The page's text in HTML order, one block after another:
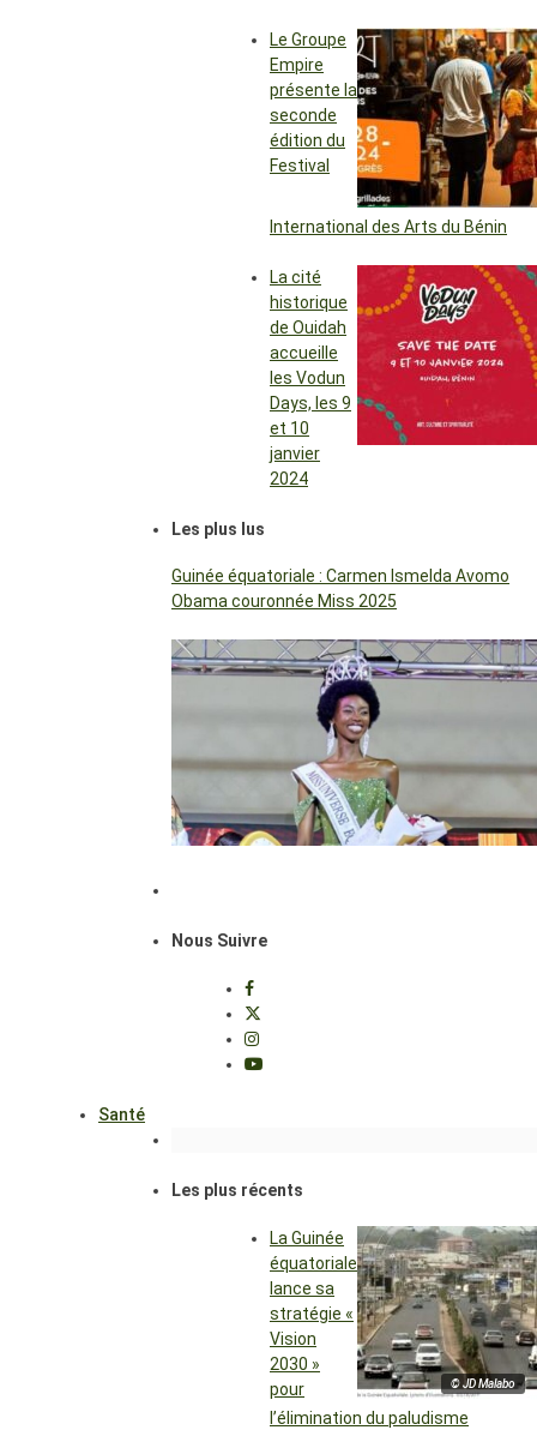
Le Groupe
Empire
présente la
seconde
édition du
Festival
International des Arts du Bénin
La cité
historique
de Ouidah
accueille
les Vodun
Days, les 9
et 10
janvier
2024
Les plus lus
Guinée équatoriale : Carmen Ismelda Avomo
Obama couronnée Miss 2025
Nous Suivre
Santé
Les plus récents
© JD Malabo
La Guinée
équatoriale
lance sa
stratégie «
Vision
2030 »
pour
l’élimination du paludisme